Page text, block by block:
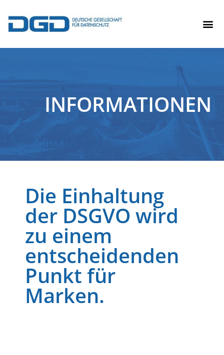
INFORMATIONEN
Die Einhaltung
der DSGVO wird
zu einem
entscheidenden
Punkt für
Marken.